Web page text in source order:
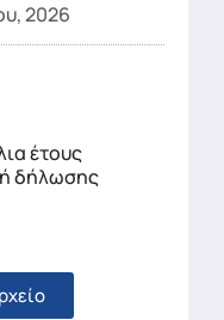
2026
έτους
δήλωσης